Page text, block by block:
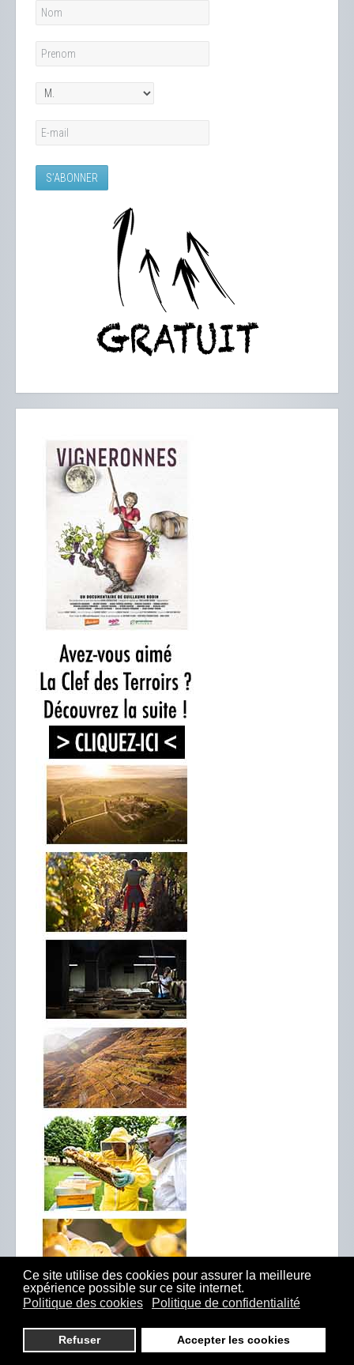
Ce site utilise des cookies pour assurer la meilleure
expérience possible sur ce site internet.
Politique des cookies
Politique de confidentialité
Refuser Accepter les cookies